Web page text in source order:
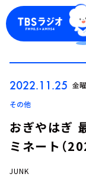
2022.11.25 金
その他
おぎやはぎ
ミネート（
JUNK